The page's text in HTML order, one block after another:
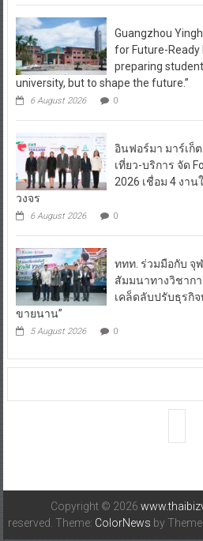
Guangzhou
for Future-Ready
preparing
university, but to shape the future.”
6 August 2026 0
อินฟอร์มา มาร์เก็
เที่ยว-บริการ จัด
2026 เชื่อม 4 งา
วงจร
6 August 2026 0
ททท. ร่วมมือกับ จุ
สัมมนาทางวิชาก
เคล็ดลับปรับธุรกิจ
ขายนาน”
5 August 2026 0
Copyright © 2026
reserved. Theme: ColorNews by